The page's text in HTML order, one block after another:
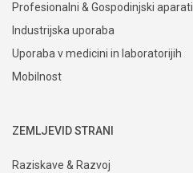
Profesionalni & Gospodinjski aparati
Industrijska uporaba
Uporaba v medicini in laboratorijih
Mobilnost
ZEMLJEVID STRANI
Raziskave & Razvoj